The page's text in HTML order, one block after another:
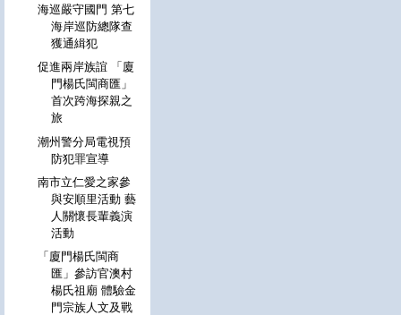
海巡嚴守國門 第七
海岸巡防總隊查
獲通緝犯
促進兩岸族誼 「廈
門楊氏閩商匯」
首次跨海探親之
旅
潮州警分局電視預
防犯罪宣導
南市立仁愛之家參
與安順里活動 藝
人關懷長輩義演
活動
「廈門楊氏閩商
匯」參訪官澳村
楊氏祖廟 體驗金
門宗族人文及戰